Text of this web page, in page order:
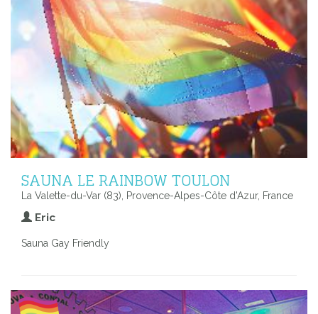
SAUNA LE RAINBOW TOULON
La Valette-du-Var (83), Provence-Alpes-Côte d'Azur, France
Eric
Sauna Gay Friendly